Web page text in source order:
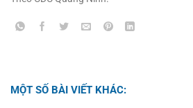
MỘT SỐ BÀI VIẾT KHÁC: